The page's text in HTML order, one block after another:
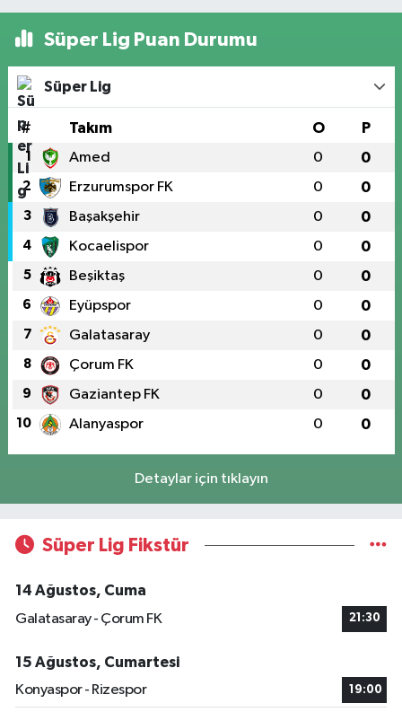
Süper Lig Puan Durumu
Süper Lig
# Takım O P
1 Amed 0 0
2 Erzurumspor FK 0 0
3 Başakşehir 0 0
4 Kocaelispor 0 0
5 Beşiktaş 0 0
6 Eyüpspor 0 0
7 Galatasaray 0 0
8 Çorum FK 0 0
9 Gaziantep FK 0 0
10 Alanyaspor 0 0
Detaylar için tıklayın
Süper Lig Fikstür
14 Ağustos, Cuma
Galatasaray - Çorum FK
21:30
15 Ağustos, Cumartesi
Konyaspor - Rizespor
19:00